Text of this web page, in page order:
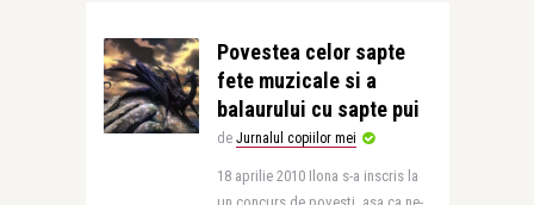
Povestea celor sapte
fete muzicale si a
balaurului cu sapte pui
de Jurnalul copiilor mei
18 aprilie 2010 Ilona s-a inscris la